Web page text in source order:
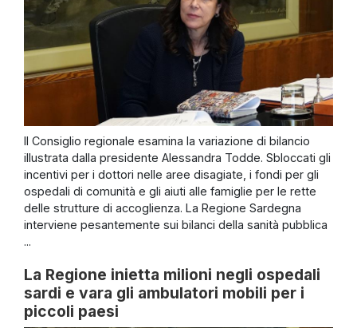
Il Consiglio regionale esamina la variazione di bilancio
illustrata dalla presidente Alessandra Todde. Sbloccati gli
incentivi per i dottori nelle aree disagiate, i fondi per gli
ospedali di comunità e gli aiuti alle famiglie per le rette
delle strutture di accoglienza. La Regione Sardegna
interviene pesantemente sui bilanci della sanità pubblica
...
La Regione inietta milioni negli ospedali
sardi e vara gli ambulatori mobili per i
piccoli paesi